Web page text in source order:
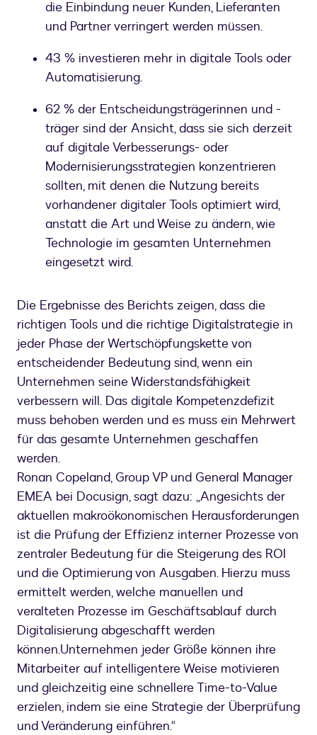
die Einbindung neuer Kunden, Lieferanten
und Partner verringert werden müssen.
43 % investieren mehr in digitale Tools oder
Automatisierung.
62 % der Entscheidungsträgerinnen und -
träger sind der Ansicht, dass sie sich derzeit
auf digitale Verbesserungs- oder
Modernisierungsstrategien konzentrieren
sollten, mit denen die Nutzung bereits
vorhandener digitaler Tools optimiert wird,
anstatt die Art und Weise zu ändern, wie
Technologie im gesamten Unternehmen
eingesetzt wird.
Die Ergebnisse des Berichts zeigen, dass die
richtigen Tools und die richtige Digitalstrategie in
jeder Phase der Wertschöpfungskette von
entscheidender Bedeutung sind, wenn ein
Unternehmen seine Widerstandsfähigkeit
verbessern will. Das digitale Kompetenzdefizit
muss behoben werden und es muss ein Mehrwert
für das gesamte Unternehmen geschaffen
werden.
Ronan Copeland, Group VP und General Manager
EMEA bei Docusign, sagt dazu: „Angesichts der
aktuellen makroökonomischen Herausforderungen
ist die Prüfung der Effizienz interner Prozesse von
zentraler Bedeutung für die Steigerung des ROI
und die Optimierung von Ausgaben. Hierzu muss
ermittelt werden, welche manuellen und
veralteten Prozesse im Geschäftsablauf durch
Digitalisierung abgeschafft werden
können.Unternehmen jeder Größe können ihre
Mitarbeiter auf intelligentere Weise motivieren
und gleichzeitig eine schnellere Time-to-Value
erzielen, indem sie eine Strategie der Überprüfung
und Veränderung einführen.“